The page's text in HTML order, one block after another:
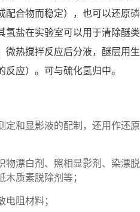
配合物而稳定），也可以还原磷
氢盐在实验室可以用于清除醚类
微热搅拌反应后分液，醚层用生
应）。可与硫化氢归中。
定和显影液的配制，还用作还原
物漂白剂、照相显影剂、染漂脱
质素脱除剂等；
电阻材料；